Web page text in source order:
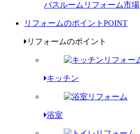
バスルームリフォーム市場
リフォームのポイント POINT
リフォームのポイント
キッチン
浴室